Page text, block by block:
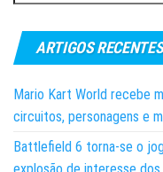
ARTIGOS RECENTES
Mario Kart World recebe
circuitos, personagens e
Battlefield 6 torna-se o
explosão de interesse